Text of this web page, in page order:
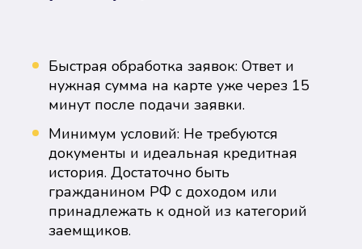
Быстрая обработка заявок: Ответ и
нужная сумма на карте уже через 15
минут после подачи заявки.
Минимум условий: Не требуются
документы и идеальная кредитная
история. Достаточно быть
гражданином РФ с доходом или
принадлежать к одной из категорий
заемщиков.